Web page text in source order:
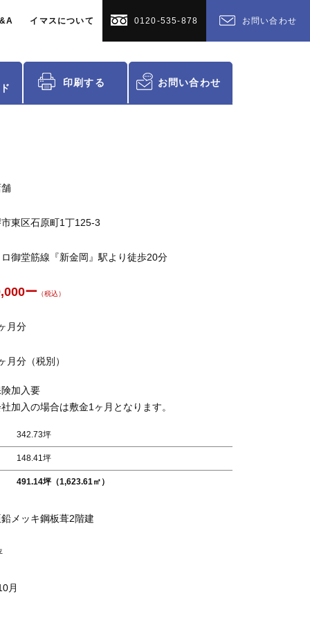
イマスについて 0120-535-878 お問い合わせ
印刷する お問い合わせ
東区石原町1丁125-3
御堂筋線『新金岡』駅より徒歩20分
ー （税込）
月分
月分（税別）
険加入要
社加入の場合は敷金1ヶ月となります。
342.73坪
148.41坪
491.14坪（1,623.61㎡）
メッキ鋼板葺2階建
月